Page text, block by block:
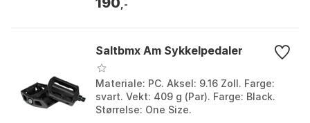
,-
Saltbmx Am Sykkelpedaler
Materiale: PC. Aksel: 9.16 Zoll. Farge:
svart. Vekt: 409 g (Par). Farge: Black.
Størrelse: One Size.